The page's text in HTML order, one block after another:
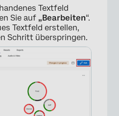
Textfeld
Sie auf „Bearbeiten“.
Textfeld erstellen,
Schritt überspringen.